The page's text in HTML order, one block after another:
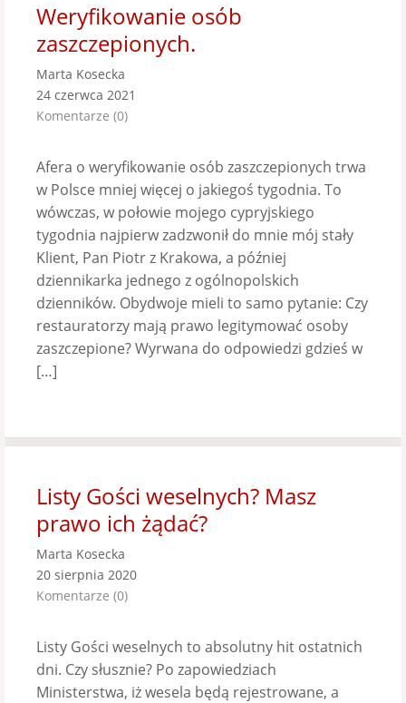
Weryfikowanie osób
zaszczepionych.
Marta Kosecka
24 czerwca 2021
Komentarze (0)
Afera o weryfikowanie osób zaszczepionych trwa
w Polsce mniej więcej o jakiegoś tygodnia. To
wówczas, w połowie mojego cypryjskiego
tygodnia najpierw zadzwonił do mnie mój stały
Klient, Pan Piotr z Krakowa, a później
dziennikarka jednego z ogólnopolskich
dzienników. Obydwoje mieli to samo pytanie: Czy
restauratorzy mają prawo legitymować osoby
zaszczepione? Wyrwana do odpowiedzi gdzieś w
[…]
Listy Gości weselnych? Masz
prawo ich żądać?
Marta Kosecka
20 sierpnia 2020
Komentarze (0)
Listy Gości weselnych to absolutny hit ostatnich
dni. Czy słusznie? Po zapowiedziach
Ministerstwa, iż wesela będą rejestrowane, a